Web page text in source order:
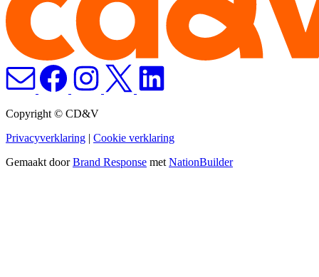
Copyright © CD&V
Privacyverklaring | Cookie verklaring
Gemaakt doorBrand Response met NationBuilder